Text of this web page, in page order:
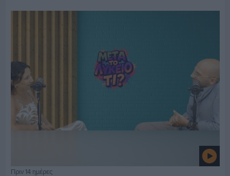
Πριν 14 ημέρες